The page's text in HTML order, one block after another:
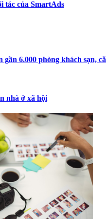
tác của SmartAds
6.000 phòng khách sạn,
nhà ở xã hội